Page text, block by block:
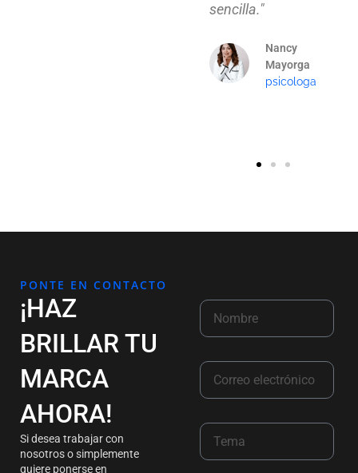
sencilla."
Nancy
Mayorga
psicologa
PONTE EN CONTACTO
¡HAZ
BRILLAR TU
MARCA
AHORA!
Si desea trabajar con
nosotros o simplemente
quiere ponerse en